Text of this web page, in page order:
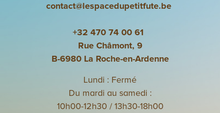
contact@lespacedupetitfute.be
+32 470 74 00 61
Rue Châmont, 9
B-6980 La Roche-en-Ardenne
Lundi : Fermé
Du mardi au samedi :
10h00-12h30 / 13h30-18h00